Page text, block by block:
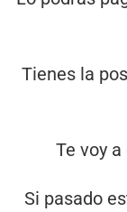
Tienes la
Te voy
Si pasado